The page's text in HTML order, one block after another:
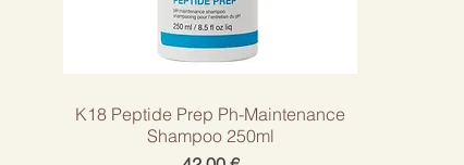
K18 Peptide Prep Ph-Maintenance
Shampoo 250ml